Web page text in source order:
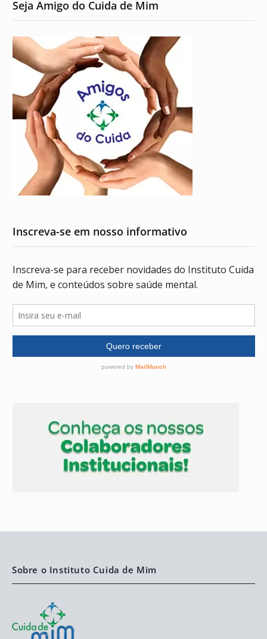
Seja Amigo do Cuida de Mim
Inscreva-se em nosso informativo
Sobre o Instituto Cuida de Mim